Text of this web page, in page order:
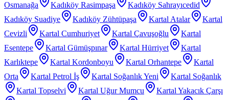
Osmanağa
Kadıköy Rasimpaşa
Kadıköy Sahrayıcedid
Kadıköy Suadiye
Kadıköy Zühtüpaşa Kartal Atalar
Kartal
Cevizli
Kartal Cumhuriyet Kartal Çavuşoğlu
Kartal
Esentepe
Kartal Gümüşpınar Kartal Hürriyet
Kartal
Karlıktepe
Kartal Kordonboyu Kartal Orhantepe
Kartal
Orta
Kartal Petrol İş Kartal Soğanlık Yeni
Kartal Soğanlık
Kartal Topselvi
Kartal Uğur Mumcu
Kartal Yakacık Çarşı